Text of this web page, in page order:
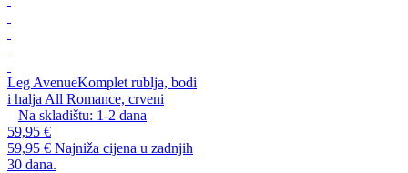
Leg AvenueKomplet rublja, bodi
i halja All Romance, crveni
Na skladištu: 1-2 dana
59,95 €
59,95 € Najniža cijena u zadnjih
30 dana.